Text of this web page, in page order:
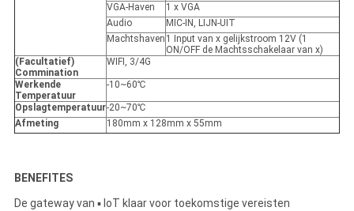
VGA-Haven
1 x VGA
Audio
MIC-IN, LIJN-UIT
Machtshaven 1 Input van x gelijkstroom 12V (1
ON/OFF de Machtsschakelaar van x)
(Facultatief)
Commination
WIFI, 3/4G
Werkende
Temperatuur
-10~60℃
Opslagtemperatuur-20~70℃
Afmeting
180mm x 128mm x 55mm
BENEFITES
De gateway van ▪ IoT klaar voor toekomstige vereisten